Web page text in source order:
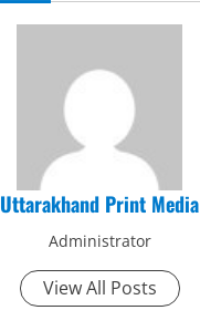
Uttarakhand Print Media
Administrator
View All Posts